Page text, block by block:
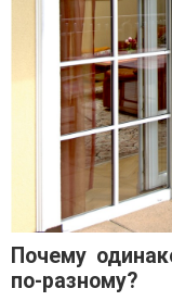
Почему
по-разному?